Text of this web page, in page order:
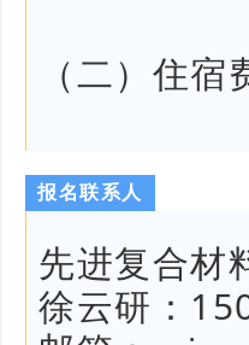
（二）住
报名联系人
先进复合材
徐云研：